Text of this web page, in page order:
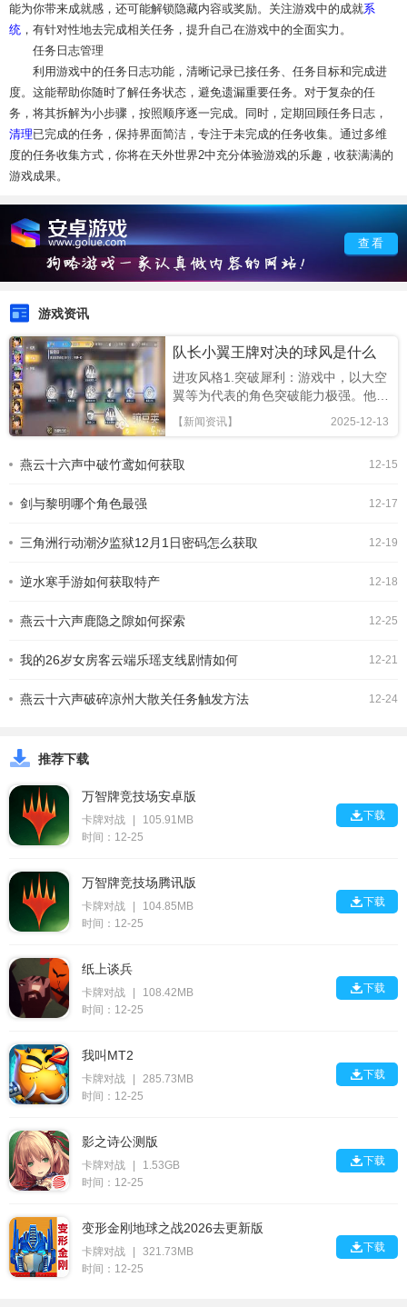
能为你带来成就感，还可能解锁隐藏内容或奖励。关注游戏中的成就系
统 ，有针对性地去完成相关任务，提升自己在游戏中的全面实力。
任务日志管理
利用游戏中的任务日志功能，清晰记录已接任务、任务目标和完成进
度。这能帮助你随时了解任务状态，避免遗漏重要任务。对于复杂的任
务，将其拆解为小步骤，按照顺序逐一完成。同时，定期回顾任务日志，
清理已完成的任务，保持界面简洁，专注于未完成的任务收集。通过多维
度的任务收集方式，你将在天外世界2中充分体验游戏的乐趣，收获满满的
游戏成果。
查看
游戏资讯
队长小翼王牌对决的球风是什么
进攻风格1.突破犀利：游戏中，以大空
翼等为代表的角色突破能力极强。他们
能凭借精湛的控球技巧，在对手防线间
灵活穿插，轻松撕开防线。玩家操控
能键组合，做出快速变向突破动作，寻
2025-12-13
【新闻资讯】
12-15
燕云十六声中破竹鸢如何获取
12-17
剑与黎明哪个角色最强
12-19
三角洲行动潮汐监狱12月1日密码怎么获取
12-18
逆水寒手游如何获取特产
12-25
燕云十六声鹿隐之隙如何探索
12-21
我的26岁女房客云端乐瑶支线剧情如何
12-24
燕云十六声破碎凉州大散关任务触发方法
推荐下载
万智牌竞技场安卓版
卡牌对战
105.91MB
时间：12-25
下载
万智牌竞技场腾讯版
卡牌对战
104.85MB
时间：12-25
下载
纸上谈兵
卡牌对战
108.42MB
时间：12-25
下载
我叫MT2
卡牌对战
285.73MB
时间：12-25
下载
影之诗公测版
卡牌对战
1.53GB
时间：12-25
下载
变形金刚地球之战2026去更新版
卡牌对战
321.73MB
时间：12-25
下载